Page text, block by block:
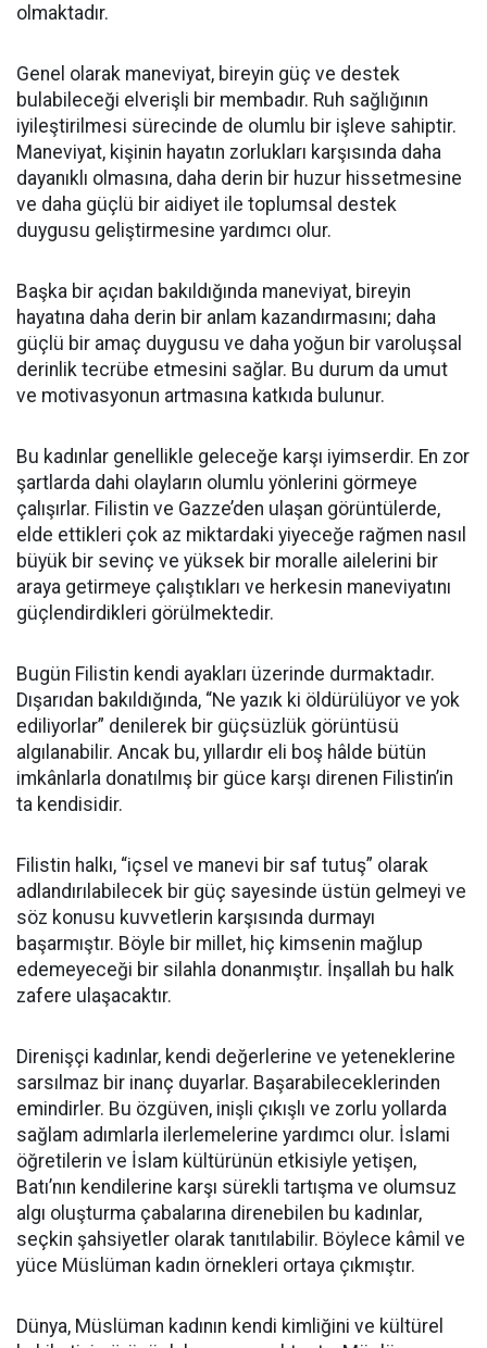
olmaktadır.
Genel olarak maneviyat, bireyin güç ve destek
bulabileceği elverişli bir membadır. Ruh sağlığının
iyileştirilmesi sürecinde de olumlu bir işleve sahiptir.
Maneviyat, kişinin hayatın zorlukları karşısında daha
dayanıklı olmasına, daha derin bir huzur hissetmesine
ve daha güçlü bir aidiyet ile toplumsal destek
duygusu geliştirmesine yardımcı olur.
Başka bir açıdan bakıldığında maneviyat, bireyin
hayatına daha derin bir anlam kazandırmasını; daha
güçlü bir amaç duygusu ve daha yoğun bir varoluşsal
derinlik tecrübe etmesini sağlar. Bu durum da umut
ve motivasyonun artmasına katkıda bulunur.
Bu kadınlar genellikle geleceğe karşı iyimserdir. En zor
şartlarda dahi olayların olumlu yönlerini görmeye
çalışırlar. Filistin ve Gazze’den ulaşan görüntülerde,
elde ettikleri çok az miktardaki yiyeceğe rağmen nasıl
büyük bir sevinç ve yüksek bir moralle ailelerini bir
araya getirmeye çalıştıkları ve herkesin maneviyatını
güçlendirdikleri görülmektedir.
Bugün Filistin kendi ayakları üzerinde durmaktadır.
Dışarıdan bakıldığında, “Ne yazık ki öldürülüyor ve yok
ediliyorlar” denilerek bir güçsüzlük görüntüsü
algılanabilir. Ancak bu, yıllardır eli boş hâlde bütün
imkânlarla donatılmış bir güce karşı direnen Filistin’in
ta kendisidir.
Filistin halkı, “içsel ve manevi bir saf tutuş” olarak
adlandırılabilecek bir güç sayesinde üstün gelmeyi ve
söz konusu kuvvetlerin karşısında durmayı
başarmıştır. Böyle bir millet, hiç kimsenin mağlup
edemeyeceği bir silahla donanmıştır. İnşallah bu halk
zafere ulaşacaktır.
Direnişçi kadınlar, kendi değerlerine ve yeteneklerine
sarsılmaz bir inanç duyarlar. Başarabileceklerinden
emindirler. Bu özgüven, inişli çıkışlı ve zorlu yollarda
sağlam adımlarla ilerlemelerine yardımcı olur. İslami
öğretilerin ve İslam kültürünün etkisiyle yetişen,
Batı’nın kendilerine karşı sürekli tartışma ve olumsuz
algı oluşturma çabalarına direnebilen bu kadınlar,
seçkin şahsiyetler olarak tanıtılabilir. Böylece kâmil ve
yüce Müslüman kadın örnekleri ortaya çıkmıştır.
Dünya, Müslüman kadının kendi kimliğini ve kültürel